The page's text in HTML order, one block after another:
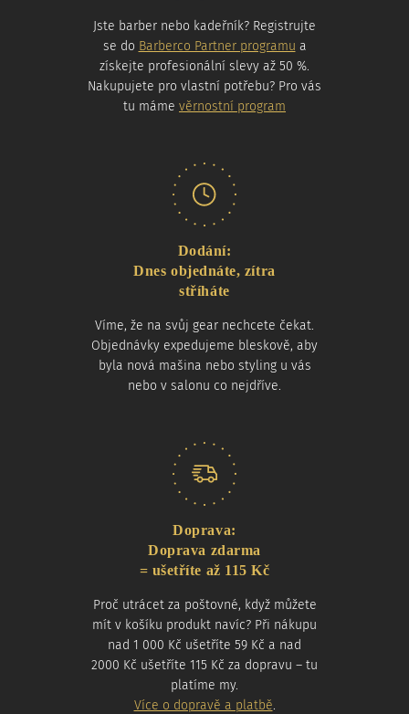
Jste barber nebo kadeřník? Registrujte
se do Barberco Partner programu a
získejte profesionální slevy až 50 %.
Nakupujete pro vlastní potřebu? Pro vás
tu máme věrnostní program
Dodání:
Dnes objednáte, zítra
stříháte
Víme, že na svůj gear nechcete čekat.
Objednávky expedujeme bleskově, aby
byla nová mašina nebo styling u vás
nebo v salonu co nejdříve.
Doprava:
Doprava zdarma
= ušetříte až 115 Kč
Proč utrácet za poštovné, když můžete
mít v košíku produkt navíc? Při nákupu
nad 1 000 Kč ušetříte 59 Kč a nad
2000 Kč ušetříte 115 Kč za dopravu – tu
platíme my.
Více o dopravě a platbě.